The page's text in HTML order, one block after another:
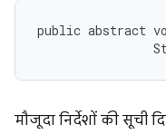
public abstract
मौजूदा निर्देशों की सूची